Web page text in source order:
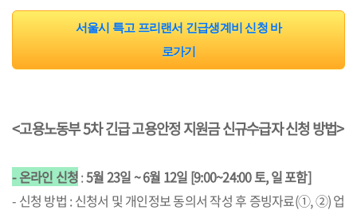
서울시 특고 프리랜서 긴급생계비 신청 바
로가기
<고용노동부 5차 긴급 고용안정 지원금 신규수급자 신청 방법>
- 온라인 신청:5월 23일 ~ 6월 12일 [9:00~24:00 토, 일 포함]
- 신청 방법 : 신청서 및 개인정보 동의서 작성 후 증빙자료(①,②) 업